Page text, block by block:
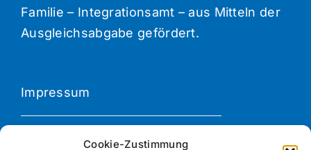
Cookie-Zustimmung
Familie – Integrationsamt – aus Mitteln der
Ausgleichsabgabe gefördert.
Impressum
Datenschutzerklärung